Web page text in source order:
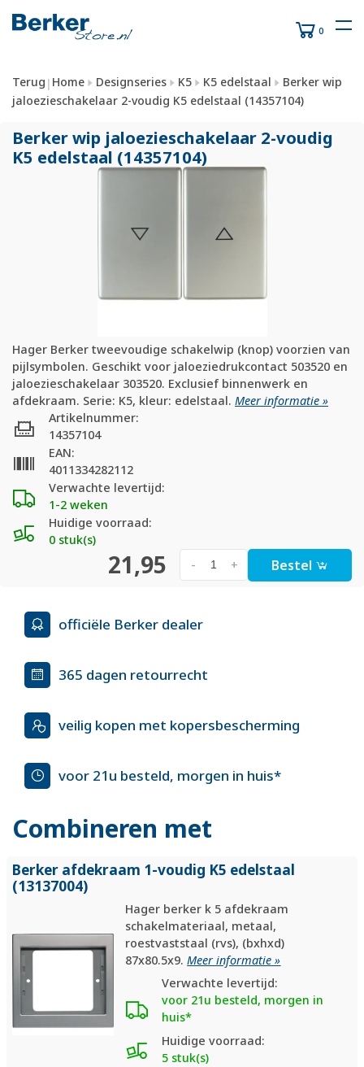
0
Terug | Home Designseries K5 K5 edelstaal
Berker wip
jaloezieschakelaar 2-voudig K5 edelstaal (14357104)
Berker wip jaloezieschakelaar 2-voudig
K5 edelstaal (14357104)
Hager Berker tweevoudige schakelwip (knop) voorzien van
pijlsymbolen. Geschikt voor jaloeziedrukcontact 503520 en
jaloezieschakelaar 303520. Exclusief binnenwerk en
afdekraam. Serie: K5, kleur: edelstaal. Meer informatie »
Verwachte levertijd:
1-2 weken
Huidige voorraad:
0 stuk(s)
Artikelnummer:
14357104
EAN:
4011334282112
21,95 +
- Bestel
officiële Berker dealer
365 dagen retourrecht
veilig kopen met kopersbescherming
voor 21u besteld, morgen in huis*
Combineren met
Berker afdekraam 1-voudig K5 edelstaal
(13137004)
Hager berker k 5 afdekraam
schakelmateriaal, metaal,
roestvaststaal (rvs), (bxhxd)
87x80.5x9.Meer informatie »
Verwachte levertijd:
voor 21u besteld, morgen in
huis*
Huidige voorraad:
5 stuk(s)